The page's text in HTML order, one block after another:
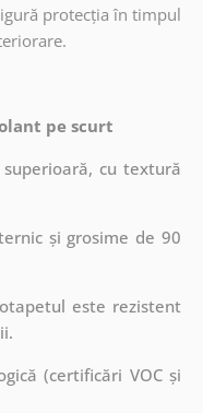
protecția în timpul
pe scurt
cu textură
și grosime de 90
este rezistent
(certificări VOC și